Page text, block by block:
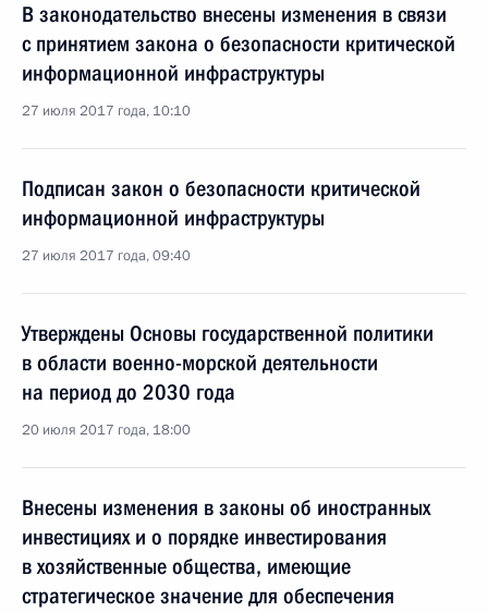
В законодательство внесены изменения в связи
с принятием закона о безопасности критической
информационной инфраструктуры
27 июля 2017 года, 10:10
Подписан закон о безопасности критической
информационной инфраструктуры
27 июля 2017 года, 09:40
Утверждены Основы государственной политики
в области военно-морской деятельности
на период до 2030 года
20 июля 2017 года, 18:00
Внесены изменения в законы об иностранных
инвестициях и о порядке инвестирования
в хозяйственные общества, имеющие
стратегическое значение для обеспечения